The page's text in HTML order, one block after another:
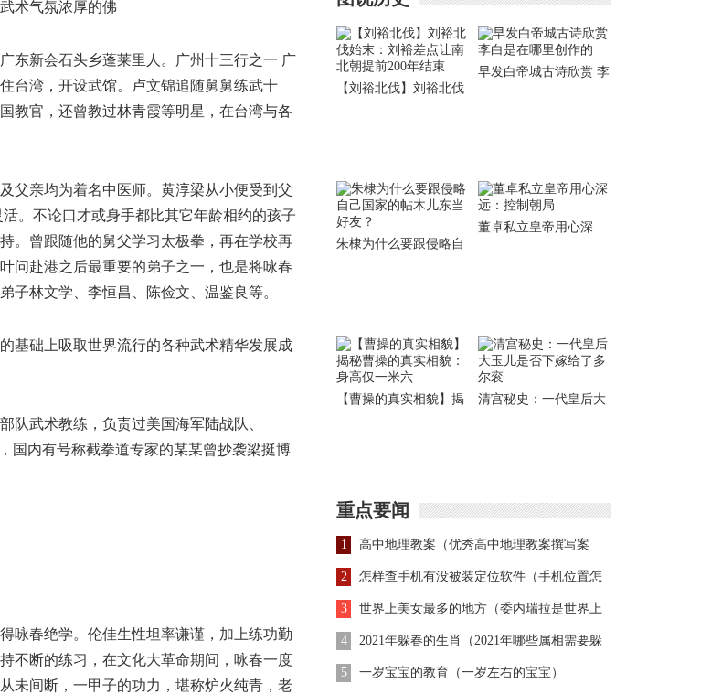
术气氛浓厚的佛
东新会石头乡蓬莱里人。广州十三行之一 广
台湾，开设武馆。卢文锦追随舅舅练武十
教官，还曾教过林青霞等明星，在台湾与各
父亲均为着名中医师。黄淳梁从小便受到父
。不论口才或身手都比其它年龄相约的孩子
。曾跟随他的舅父学习太极拳，再在学校再
问赴港之后最重要的弟子之一，也是将咏春
子林文学、李恒昌、陈俭文、温鉴良等。
基础上吸取世界流行的各种武术精华发展成
队武术教练，负责过美国海军陆战队、
国内有号称截拳道专家的某某曾抄袭梁挺博
咏春绝学。伦佳生性坦率谦谨，加上练功勤
不断的练习，在文化大革命期间，咏春一度
未间断，一甲子的功力，堪称炉火纯青，老
【刘裕北伐】刘裕北伐
早发白帝城古诗欣赏 李
朱棣为什么要跟侵略自
董卓私立皇帝用心深
【曹操的真实相貌】揭
清宫秘史：一代皇后大
重点要闻
1 高中地理教案（优秀高中地理教案撰写案
例）
2 怎样查手机有没被装定位软件（手机位置怎
么查踪迹）
3 世界上美女最多的地方（委内瑞拉是世界上
美女最多）
4 2021年躲春的生肖（2021年哪些属相需要躲
春）
5 一岁宝宝的教育（一岁左右的宝宝）